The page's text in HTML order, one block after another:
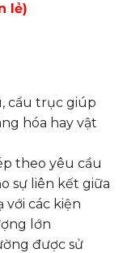
lẻ)
cẩu trục giúp
hóa hay vật
theo yêu cầu
sự liên kết giữa
với các kiện
lớn
được sử